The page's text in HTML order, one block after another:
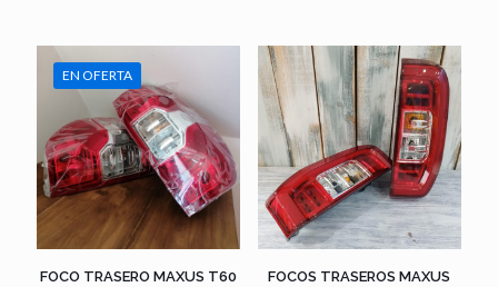
$72.000.$56.800.
era:
$94.000.
es:
EN OFERTA
FOCO TRASERO MAXUS T60
FOCOS TRASEROS MAXUS